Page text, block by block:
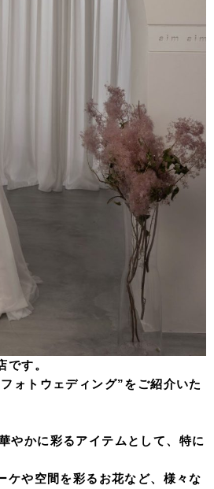
です。
ォトウェディング”をご紹介いた
やかに彩るアイテムとして、特に
ケや空間を彩るお花など、様々な